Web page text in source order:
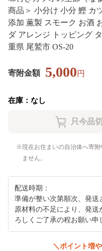
商品＞ 小分け 小分 鰹 カ
添加 薫製 スモーク お酒
ダ アレンジ トッピング
重県 尾鷲市 OS-20
寄附金額 5,000円
在庫：なし
現在お住まいの自治体へ寄
ません。
配送時期：
準備が整い次第順次、発送
原材料の不足により、発送
ろしくご了承の程お願い申
＼ポイント増